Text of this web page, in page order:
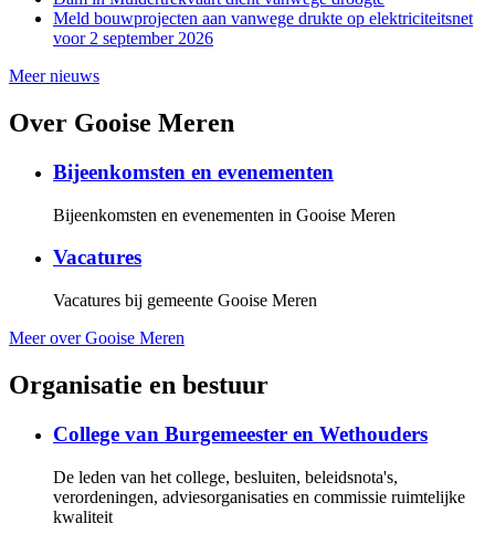
Meld bouwprojecten aan vanwege drukte op elektriciteitsnet
voor 2 september 2026
Meer nieuws
Over Gooise Meren
Bijeenkomsten en evenementen
Bijeenkomsten en evenementen in Gooise Meren
Vacatures
Vacatures bij gemeente Gooise Meren
Meer over Gooise Meren
Organisatie en bestuur
College van Burgemeester en Wethouders
De leden van het college, besluiten, beleidsnota's,
verordeningen, adviesorganisaties en commissie ruimtelijke
kwaliteit